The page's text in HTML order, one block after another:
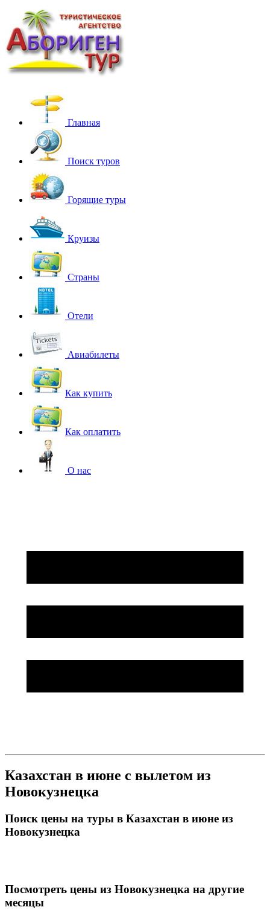
Главная
Поиск туров
Горящие туры
Круизы
Страны
Отели
Авиабилеты
Как купить
Как оплатить
О нас
Казахстан в июне с вылетом из
Новокузнецка
Поиск цены на туры в Казахстан в июне из
Новокузнецка
Посмотреть цены из Новокузнецка на другие
месяцы